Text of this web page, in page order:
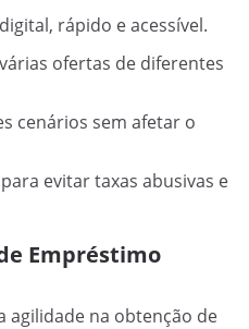
rápido e acessível.
ofertas de diferentes
cenários sem afetar o
evitar taxas abusivas e
Empréstimo
agilidade na obtenção de